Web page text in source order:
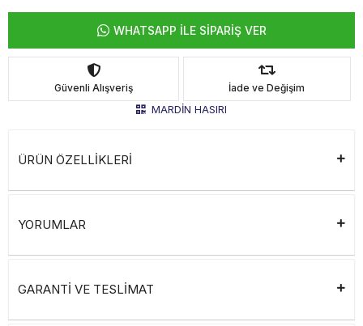
WHATSAPP İLE SİPARİŞ VER
Güvenli Alışveriş İade ve Değişim
MARDİN HASIRI
ÜRÜN ÖZELLİKLERİ
YORUMLAR
GARANTİ VE TESLİMAT